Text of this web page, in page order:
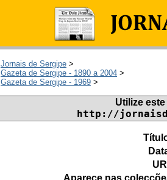
Jornais de Sergipe >
Gazeta de Sergipe - 1890 a 2004 >
Gazeta de Sergipe - 1969 >
Utilize
http://
Aparece nas